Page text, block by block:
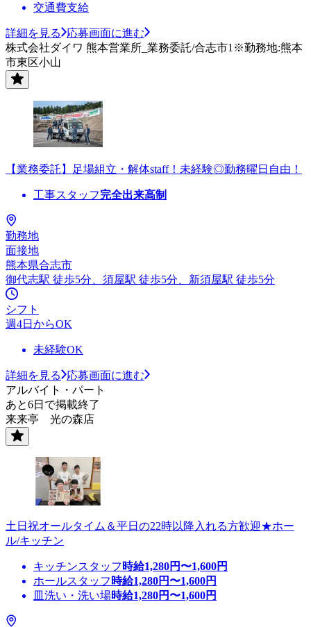
交通費支給
詳細を見る
応募画面に進む
株式会社ダイワ 熊本営業所_業務委託/合志市1※勤務地:熊本
市東区小山
【業務委託】足場組立・解体staff！未経験◎勤務曜日自由！
工事スタッフ完全出来高制
勤務地
面接地
熊本県合志市
御代志駅 徒歩5分、須屋駅 徒歩5分、新須屋駅 徒歩5分
シフト
週4日からOK
未経験OK
詳細を見る
応募画面に進む
アルバイト・パート
あと6日で掲載終了
来来亭 光の森店
土日祝オールタイム＆平日の22時以降入れる方歓迎★ホー
ル/キッチン
キッチンスタッフ 時給1,280円〜1,600円
ホールスタッフ 時給1,280円〜1,600円
皿洗い・洗い場時給1,280円〜1,600円